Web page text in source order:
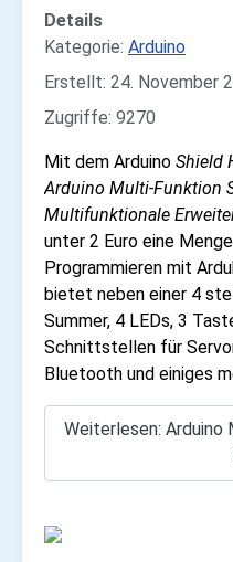
Details
Kategorie: Arduino
Erstellt: 24. November
Zugriffe: 9270
Mit dem Arduino Shield
Arduino Multi-Funktion
Multifunktionale
unter 2 Euro eine
Programmieren mit
bietet neben einer 4
Summer, 4 LEDs, 3
Schnittstellen für
Bluetooth und einiges
Weiterlesen: Arduino